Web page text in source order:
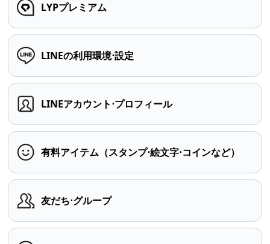
LYPプレミアム
LINEの利用環境⋅設定
LINEアカウント⋅プロフィール
有料アイテム（スタンプ⋅絵文字⋅コインなど）
友だち⋅グループ